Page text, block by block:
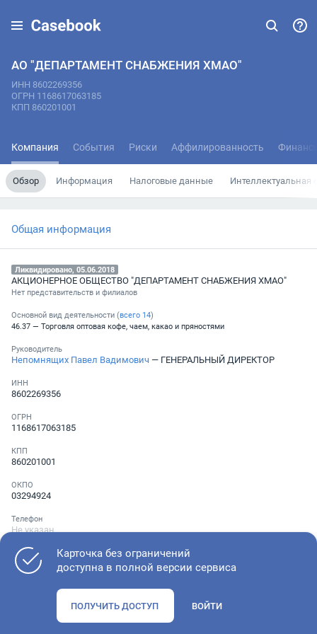
АО "ДЕПАРТАМЕНТ СНАБЖЕНИЯ ХМАО"
ИНН 8602269356
ОГРН 1168617063185
КПП 860201001
Компания События Риски Аффилированность
Обзор Информация Налоговые данные Интеллектуальная
Общая информация
Ликвидировано, 05.06.2018
АКЦИОНЕРНОЕ ОБЩЕСТВО "ДЕПАРТАМЕНТ СНАБЖЕНИЯ ХМАО"
Нет представительств и филиалов
Основной вид деятельности (всего 14)
46.37 — Торговля оптовая кофе, чаем, какао и пряностями
Руководитель
Непомнящих Павел Вадимович — ГЕНЕРАЛЬНЫЙ ДИРЕКТОР
ИНН
8602269356
ОГРН
1168617063185
КПП
860201001
ОКПО
03294924
Телефон
Не указан
Проверьте учредительные документы, адрес регистрации и
Карточка без ограничений
доступна в полной версии сервиса
ПОЛУЧИТЬ ДОСТУП ВОЙТИ